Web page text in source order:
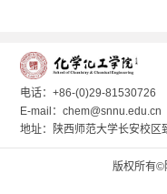
电话：+86-(0)29-81530726
E-mail：chem@snnu.edu.cn
地址：陕西师范大学长安校区
版权所有©